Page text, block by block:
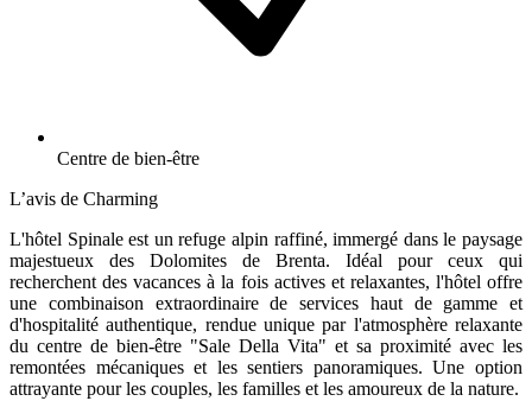
Centre de bien-être
L’avis de Charming
L'hôtel Spinale est un refuge alpin raffiné, immergé dans le paysage
majestueux des Dolomites de Brenta. Idéal pour ceux qui
recherchent des vacances à la fois actives et relaxantes, l'hôtel offre
une combinaison extraordinaire de services haut de gamme et
d'hospitalité authentique, rendue unique par l'atmosphère relaxante
du centre de bien-être "Sale Della Vita" et sa proximité avec les
remontées mécaniques et les sentiers panoramiques. Une option
attrayante pour les couples, les familles et les amoureux de la nature.